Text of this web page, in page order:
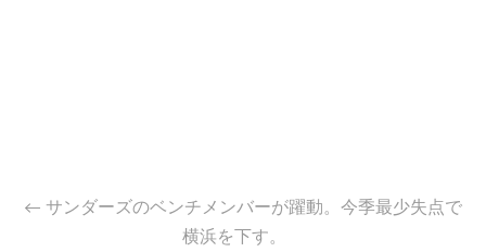
← サンダーズのベンチメンバーが躍動。今季最少失点で
横浜を下す。